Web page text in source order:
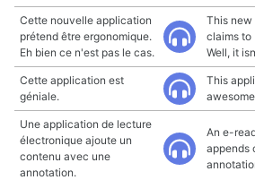
Cette nouvelle application
prétend être ergonomique.
Eh bien ce n'est pas le cas.
This
claims to
Well, it
Cette application est
géniale.
This
Une application de lecture
électronique ajoute un
contenu avec une
annotation.
An e-
appends